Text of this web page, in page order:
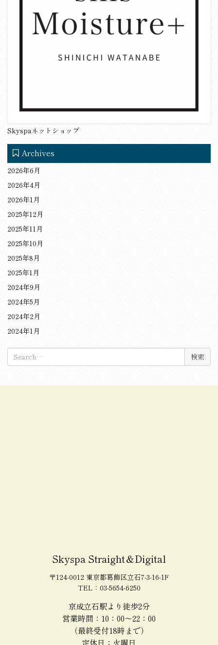
Skyspaネットショップ
Archives
2026年6月
2026年4月
2026年1月
2025年12月
2025年11月
2025年10月
2025年8月
2025年1月
2024年9月
2024年5月
2024年2月
2024年1月
検
索:
Skyspa Straight＆Digital
〒124-0012 東京都葛飾区立石7-3-16-1F
TEL：03-5654-6250
京成立石駅より徒歩2分
営業時間：10：00～22：00
（最終受付18時まで）